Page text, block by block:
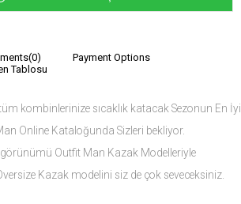
(0)
Payment Options
Tablosu
kombinlerinize sıcaklık katacak Sezonun En İyi
Online Kataloğunda Sizleri bekliyor.
Outfit Man Kazak Modelleriyle
Kazak modelini siz de çok seveceksiniz.